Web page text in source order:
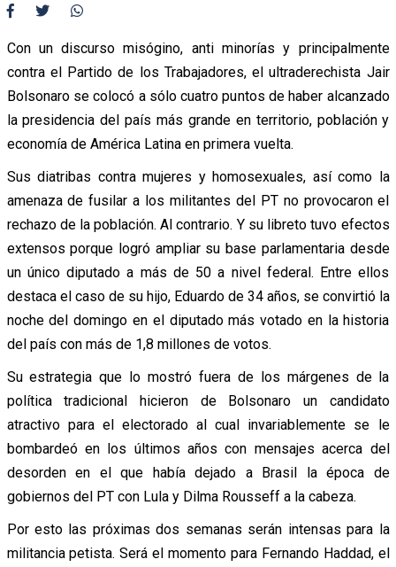
Con un discurso misógino, anti minorías y principalmente
contra el Partido de los Trabajadores, el ultraderechista Jair
Bolsonaro se colocó a sólo cuatro puntos de haber alcanzado
la presidencia del país más grande en territorio, población y
economía de América Latina en primera vuelta.
Sus diatribas contra mujeres y homosexuales, así como la
amenaza de fusilar a los militantes del PT no provocaron el
rechazo de la población. Al contrario. Y su libreto tuvo efectos
extensos porque logró ampliar su base parlamentaria desde
un único diputado a más de 50 a nivel federal. Entre ellos
destaca el caso de su hijo, Eduardo de 34 años, se convirtió la
noche del domingo en el diputado más votado en la historia
del país con más de 1,8 millones de votos.
Su estrategia que lo mostró fuera de los márgenes de la
política tradicional hicieron de Bolsonaro un candidato
atractivo para el electorado al cual invariablemente se le
bombardeó en los últimos años con mensajes acerca del
desorden en el que había dejado a Brasil la época de
gobiernos del PT con Lula y Dilma Rousseff a la cabeza.
Por esto las próximas dos semanas serán intensas para la
militancia petista. Será el momento para Fernando Haddad, el